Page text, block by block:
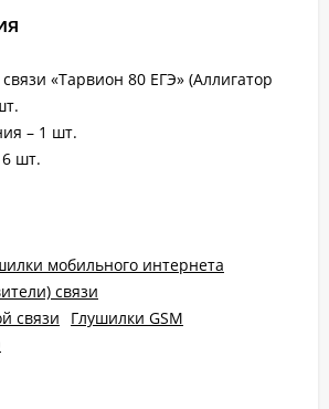
«Тарвион 80 ЕГЭ» (Аллигатор
– 1 шт.
шт.
мобильного интернета
связи
связи
Глушилки GSM